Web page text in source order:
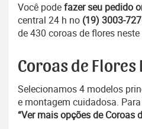
Você podefazer seu pedido
central 24 h no (19) 3003-
de 430 coroas de flores
Coroas de Flores
Selecionamos 4 modelos
e montagem cuidadosa.
“Ver mais opções de Coroas